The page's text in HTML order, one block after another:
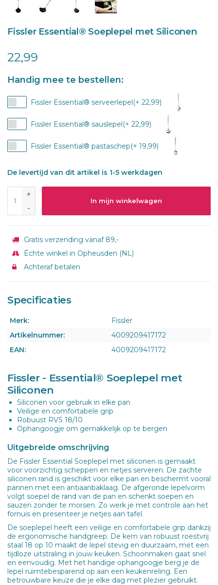
Fissler Essential® Soeplepel met Siliconen
22,99
Handig mee te bestellen:
Fissler Essential® serveerlepel(+ 22,99)
Fissler Essential® sauslepel(+ 22,99)
Fissler Essential® pastaschep(+ 19,99)
De levertijd van dit artikel is 1-5 werkdagen
+
-
In mijn winkelwagen
Gratis verzending vanaf 89,-
Échte winkel in Opheusden (NL)
Achteraf betalen
Specificaties
Merk:
Fissler
Artikelnummer:
4009209417172
EAN:
4009209417172
Fissler - Essential® Soeplepel met
Siliconen
Siliconen voor gebruik in elke pan
Veilige en comfortabele grip
Robuust RVS 18/10
Ophangoogje om gemakkelijk op te bergen
Uitgebreide omschrijving
De Fissler Essential Soeplepel met siliconen is gemaakt
voor voorzichtig scheppen en netjes serveren. De zachte
siliconen rand is geschikt voor elke pan en beschermt vooral
pannen met een antiaanbaklaag. De afgeronde lepelvorm
volgt soepel de rand van de pan en schenkt soepen en
sauzen zonder te morsen. Zo werk je met controle aan het
fornuis en presenteer je netjes aan tafel.
De soeplepel heeft een veilige en comfortabele grip dankzij
de ergonomische handgreep. De kern van robuust roestvrij
staal 18 op 10 maakt de lepel stevig en duurzaam, met een
tijdloze uitstraling in jouw keuken. Schoonmaken gaat snel
en eenvoudig. Met het handige ophangoogje berg je de
lepel ruimtebesparend op aan een keukenreling. Een
betrouwbare keuze die je elke dag met plezier gebruikt.